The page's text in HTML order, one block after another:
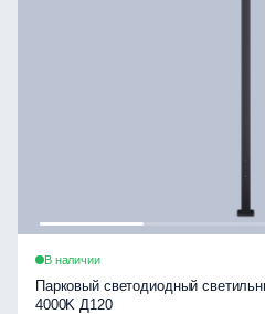
В наличии
Парковый светодиодный
4000K Д120